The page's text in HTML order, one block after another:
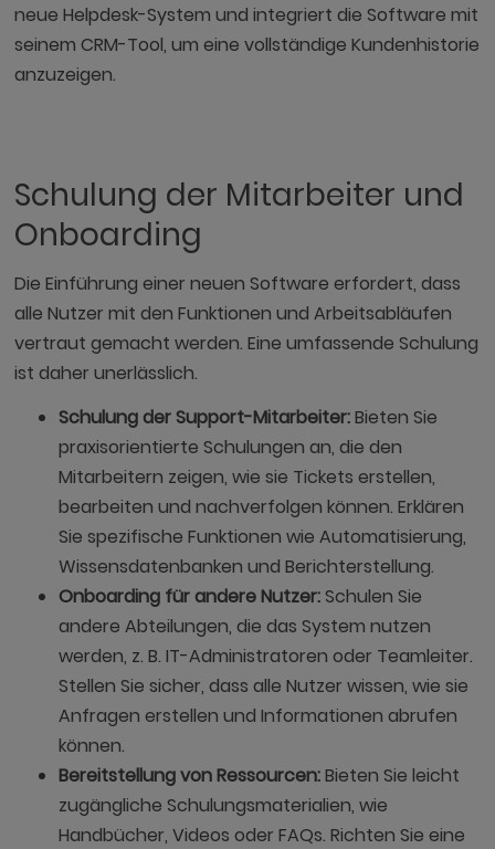
neue Helpdesk-System und integriert die Software mit
seinem CRM-Tool, um eine vollständige Kundenhistorie
anzuzeigen.
Schulung der Mitarbeiter und
Onboarding
Die Einführung einer neuen Software erfordert, dass
alle Nutzer mit den Funktionen und Arbeitsabläufen
vertraut gemacht werden. Eine umfassende Schulung
ist daher unerlässlich.
Schulung der Support-Mitarbeiter:Bieten Sie
praxisorientierte Schulungen an, die den
Mitarbeitern zeigen, wie sie Tickets erstellen,
bearbeiten und nachverfolgen können. Erklären
Sie spezifische Funktionen wie Automatisierung,
Wissensdatenbanken und Berichterstellung.
Onboarding für andere Nutzer:Schulen Sie
andere Abteilungen, die das System nutzen
werden, z. B. IT-Administratoren oder Teamleiter.
Stellen Sie sicher, dass alle Nutzer wissen, wie sie
Anfragen erstellen und Informationen abrufen
können.
Bereitstellung von Ressourcen:Bieten Sie leicht
zugängliche Schulungsmaterialien, wie
Handbücher, Videos oder FAQs. Richten Sie eine